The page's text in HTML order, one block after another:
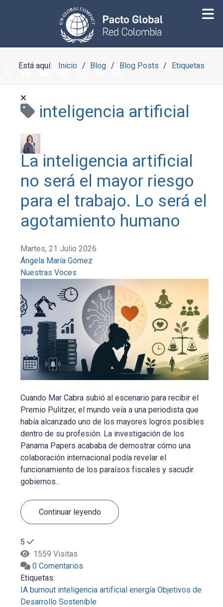
Está aquí: Inicio Blog Blog Posts Etiquetas
inteligencia artificial
La inteligencia artificial
no será el mayor riesgo
para el trabajo. Lo será el
agotamiento humano
Martes, 21 Julio 2026
Ángela María Gómez
Nuestras Voces
Cuando Mar Cabra subió al escenario para recibir el
Premio Pulitzer, el mundo veía a una periodista que
había alcanzado uno de los mayores logros posibles
dentro de su profesión. La investigación de los
Panama Papers acababa de demostrar cómo una
colaboración internacional podía revelar el
funcionamiento de los paraísos fiscales y sacudir
gobiernos...
Continuar leyendo
5
1559 Visitas
0 Comentarios
Etiquetas:
IA burnout inteligencia artificial energía Objetivos de
Desarrollo Sostenible